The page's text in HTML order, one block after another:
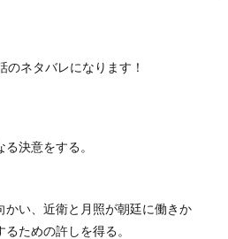
のネタバレになります！
決意をする。
かい、近衛と月照が朝廷に働きか
ための許しを得る。